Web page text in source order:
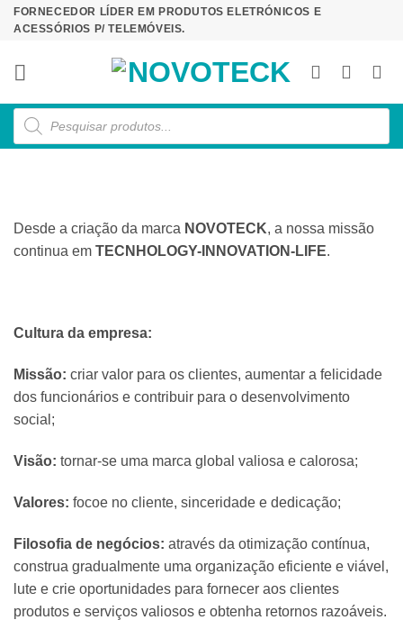
SkipFORNECEDOR LÍDER EM PRODUTOS ELETRÓNICOS E
ACESSÓRIOS P/ TELEMÓVEIS.
Products
search
Desde a criação da marca NOVOTECK, a nossa missão
continua em TECNHOLOGY-INNOVATION-LIFE.
Cultura da empresa:
Missão: criar valor para os clientes, aumentar a felicidade
dos funcionários e contribuir para o desenvolvimento
social;
Visão: tornar-se uma marca global valiosa e calorosa;
Valores: focoe no cliente, sinceridade e dedicação;
Filosofia de negócios: através da otimização contínua,
construa gradualmente uma organização eficiente e viável,
lute e crie oportunidades para fornecer aos clientes
produtos e serviços valiosos e obtenha retornos razoáveis.